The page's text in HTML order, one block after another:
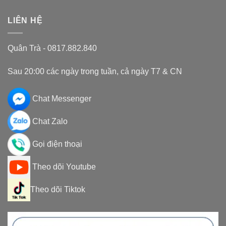
LIÊN HỆ
Quân Trà - 0817.882.840
Sau 20:00 các ngày trong tuần, cả ngày T7 & CN
Chat Messenger
Chat Zalo
Gọi điện thoại
Theo dõi Youtube
Theo dõi Tiktok